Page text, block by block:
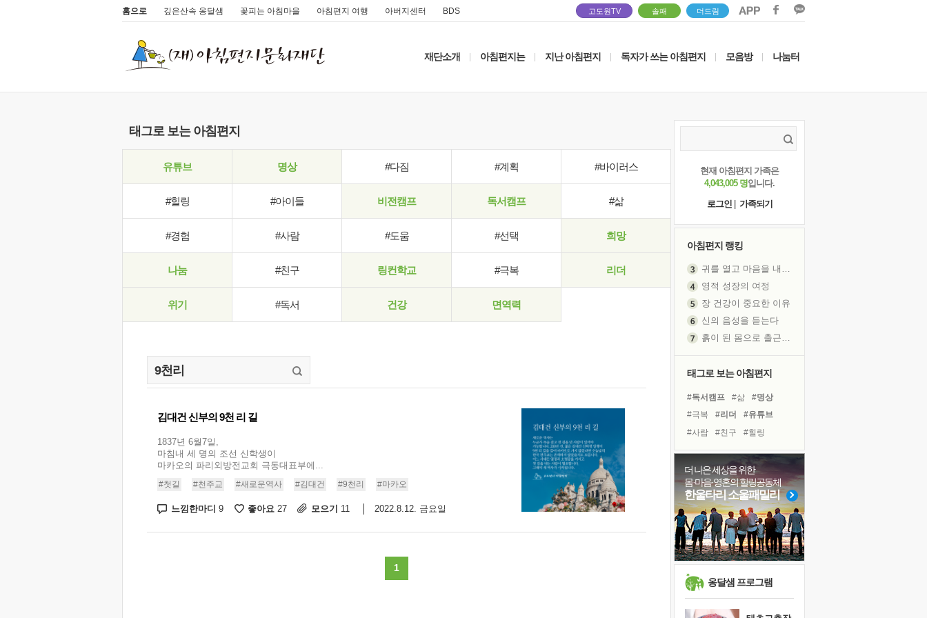
홈으로 깊은산속 옹달샘 꽃피는 아침마을 아침편지 여행 아버지센터 BDS 고도원TV 솔패 더드림
재단소개 아침편지는 지난 아침편지 독자가 쓰는 아침편지 모음방 나눔터
태그로 보는 아침편지
유튜브 명상 #다짐 #계획 #바이러스
#힐링 #아이들 비전캠프 독서캠프 #삶
#경험 #사람 #도움 #선택 희망
나눔 #친구 링컨학교 #극복 리더
위기 #독서 건강 면역력
김대건 신부의 9천 리 길
1837년 6월7일,
마침내 세 명의 조선 신학생이
마카오의 파리외방전교회 극동대표부에...
#첫길 #천주교 #새로운역사 #김대건 #9천리 #마카오
느낌한마디 9 좋아요 27 모으기 11 2022.8.12. 금요일
1
현재 아침편지 가족은
4,043,005 명입니다.
로그인
가족되기
아침편지 랭킹
귀를 열고 마음을 내어주고
영적 성장의 여정
장 건강이 중요한 이유
신의 음성을 듣는다
흙이 된 몸으로 출근하는 여자
졸업식 사진을 보며
아픈 아버지를 위한 공간 설계
극심한 변비, 어깨결림, 수면 장애
보고 싶은 어머니
유년 시절의 부산 영도 바다
못된 꼰대들
거울 속의 나
희망이란
'모른다'는 것
태그로 보는 아침편지
#독서캠프 #삶
#명상
#극복
#리더
#유튜브
#사람
#친구
#힐링
#독서
#링컨학교
#계획
#면역력
#아이들
#위기
#나눔
#다짐
#건강
#경험
#비전캠프 #도움
더 나은 세상을 위한
몸·마음·영혼의 힐링공동체
한울타리 소울패밀리
옹달샘 프로그램